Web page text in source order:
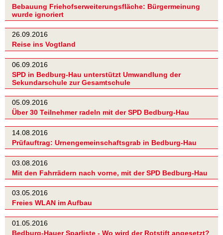
Bebauung Friehofserweiterungsfläche: Bürgermeinung
wurde ignoriert
26.09.2016
Reise ins Vogtland
06.09.2016
SPD in Bedburg-Hau unterstützt Umwandlung der
Sekundarschule zur Gesamtschule
05.09.2016
Über 30 Teilnehmer radeln mit der SPD Bedburg-Hau
14.08.2016
Prüfauftrag: Urnengemeinschaftsgrab in Bedburg-Hau
03.08.2016
Mit den Fahrrädern nach vorne, mit der SPD Bedburg-Hau
03.05.2016
Freies WLAN im Aufbau
01.05.2016
Bedburg-Hauer Sparliste - Wo wird der Rotstift angesetzt?